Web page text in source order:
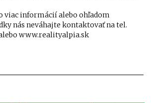
viac informácií alebo ohľadom
nás neváhajte kontaktovať na tel.
alebo www.realityalpia.sk